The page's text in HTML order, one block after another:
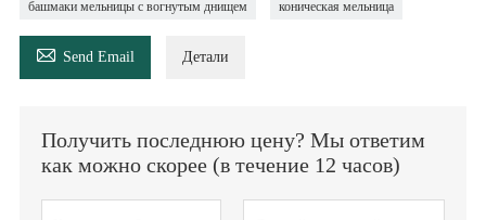
башмаки мельницы с вогнутым днищем коническая мельница
 Send Email Детали
Получить последнюю цену? Мы ответим
как можно скорее (в течение 12 часов)